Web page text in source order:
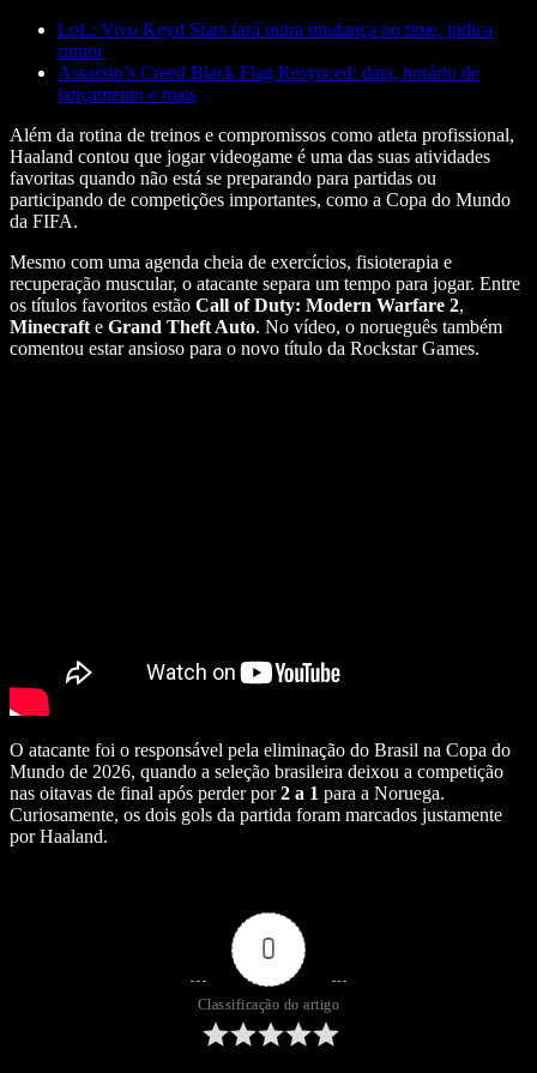
LoL: Vivo Keyd Stars fará outra mudança no time, indica
rumor
Assassin’s Creed Black Flag Resynced: data, horário de
lançamento e mais
Além da rotina de treinos e compromissos como atleta profissional,
Haaland contou que jogar videogame é uma das suas atividades
favoritas quando não está se preparando para partidas ou
participando de competições importantes, como a Copa do Mundo
da FIFA.
Mesmo com uma agenda cheia de exercícios, fisioterapia e
recuperação muscular, o atacante separa um tempo para jogar. Entre
os títulos favoritos estão Call of Duty: Modern Warfare 2,
Minecraft e Grand Theft Auto. No vídeo, o norueguês também
comentou estar ansioso para o novo título da Rockstar Games.
O atacante foi o responsável pela eliminação do Brasil na Copa do
Mundo de 2026, quando a seleção brasileira deixou a competição
nas oitavas de final após perder por2 a 1 para a Noruega.
Curiosamente, os dois gols da partida foram marcados justamente
por Haaland.
0
Classificação do artigo